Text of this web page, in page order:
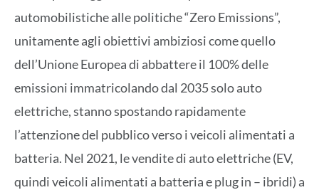
automobilistiche alle politiche “Zero Emissions”,
unitamente agli obiettivi ambiziosi come quello
dell’Unione Europea di abbattere il 100% delle
emissioni immatricolando dal 2035 solo auto
elettriche, stanno spostando rapidamente
l’attenzione del pubblico verso i veicoli alimentati a
batteria. Nel 2021, le vendite di auto elettriche (EV,
quindi veicoli alimentati a batteria e plug in – ibridi) a